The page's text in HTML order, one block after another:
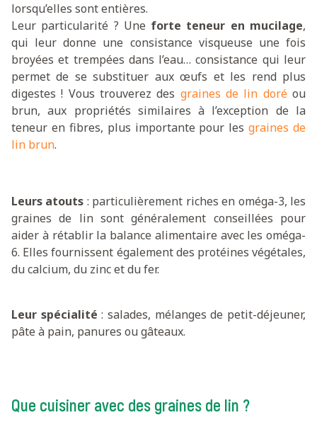
lorsqu’elles sont entières.
Leur particularité ? Une forte teneur en mucilage,
qui leur donne une consistance visqueuse une fois
broyées et trempées dans l’eau… consistance qui leur
permet de se substituer aux œufs et les rend plus
digestes ! Vous trouverez des graines de lin doréou
brun, aux propriétés similaires à l’exception de la
teneur en fibres, plus importante pour lesgraines de
lin brun.
Leurs atouts : particulièrement riches en oméga-3, les
graines de lin sont généralement conseillées pour
aider à rétablir la balance alimentaire avec les oméga-
6. Elles fournissent également des protéines végétales,
du calcium, du zinc et du fer.
Leur spécialité: salades, mélanges de petit-déjeuner,
pâte à pain, panures ou gâteaux.
Que cuisiner avec des graines de lin ?